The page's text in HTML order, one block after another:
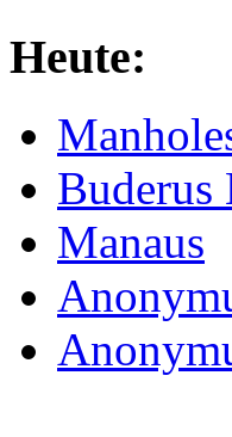
Heute:
Buderus
Manaus